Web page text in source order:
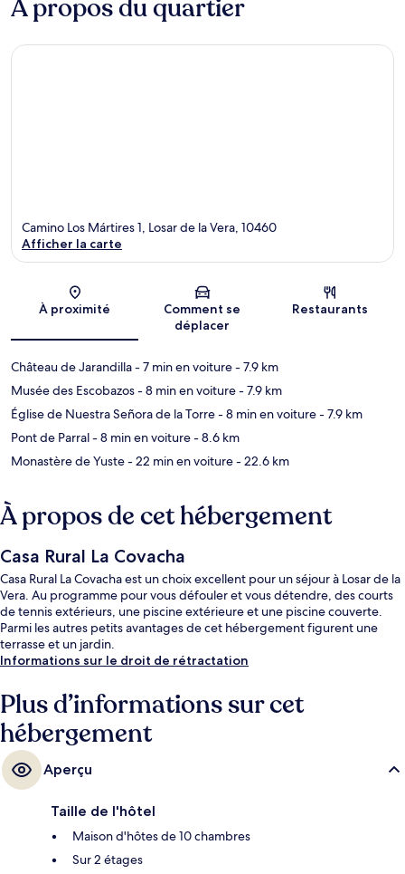
À propos du quartier
Carte
Camino Los Mártires 1, Losar de la Vera, 10460
Afficher la carte
À proximité
Comment se
déplacer
Restaurants
Château de Jarandilla- 7 min en voiture- 7.9 km
Musée des Escobazos- 8 min en voiture- 7.9 km
Église de Nuestra Señora de la Torre- 8 min en voiture- 7.9 km
Pont de Parral- 8 min en voiture- 8.6 km
Monastère de Yuste- 22 min en voiture- 22.6 km
À propos de cet hébergement
Casa Rural La Covacha
Casa Rural La Covacha est un choix excellent pour un séjour à Losar de la
Vera. Au programme pour vous défouler et vous détendre, des courts
de tennis extérieurs, une piscine extérieure et une piscine couverte.
Parmi les autres petits avantages de cet hébergement figurent une
terrasse et un jardin.
Informations sur le droit de rétractation
Plus d’informations sur cet
hébergement
Aperçu
Taille de l'hôtel
Maison d'hôtes de 10 chambres
Sur 2 étages